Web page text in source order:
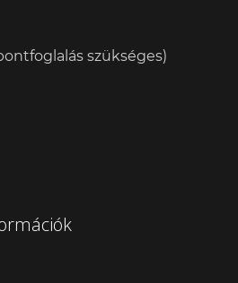
szükséges)